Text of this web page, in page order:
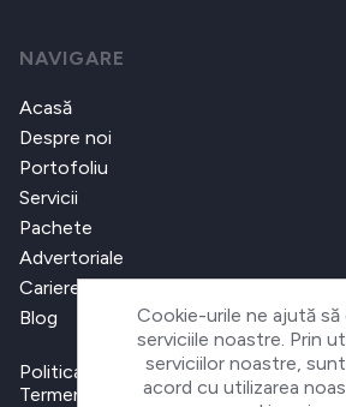
NAVIGARE
Acasă
Despre noi
Portofoliu
Servicii
Pachete
Advertoriale
Cariere
Blog
Politica de confidențialitate
Termeni și condiții
Cookie-urile ne ajută să
serviciile noastre. Prin
serviciilor noastre,
acord cu utilizarea